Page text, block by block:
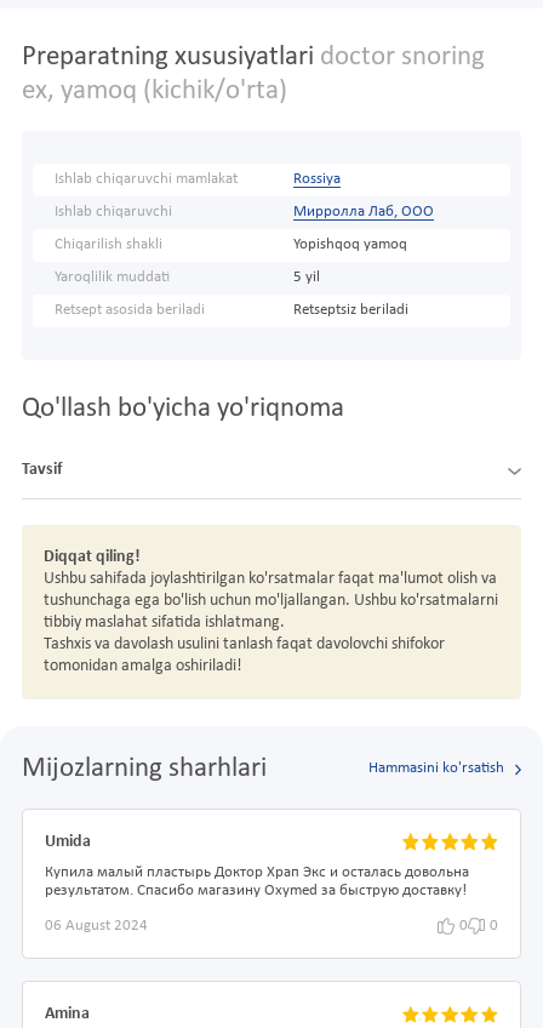
Preparatning xususiyatlari doctor snoring
ex, yamoq (kichik/o'rta)
Ishlab chiqaruvchi mamlakat Rossiya
Ishlab chiqaruvchi Мирролла Лаб, ООО
Chiqarilish shakli Yopishqoq yamoq
Yaroqlilik muddati 5 yil
Retsept asosida beriladi Retseptsiz beriladi
Qo'llash bo'yicha yo'riqnoma
Tavsif
Diqqat qiling!
Ushbu sahifada joylashtirilgan ko'rsatmalar faqat ma'lumot olish va
tushunchaga ega bo'lish uchun mo'ljallangan. Ushbu ko'rsatmalarni
tibbiy maslahat sifatida ishlatmang.
Tashxis va davolash usulini tanlash faqat davolovchi shifokor
tomonidan amalga oshiriladi!
Mijozlarning sharhlari Hammasini ko'rsatish
Umida
Купила малый пластырь Доктор Храп Экс и осталась довольна
результатом. Спасибо магазину Oxymed за быструю доставку!
06 August 2024 0 0
Amina